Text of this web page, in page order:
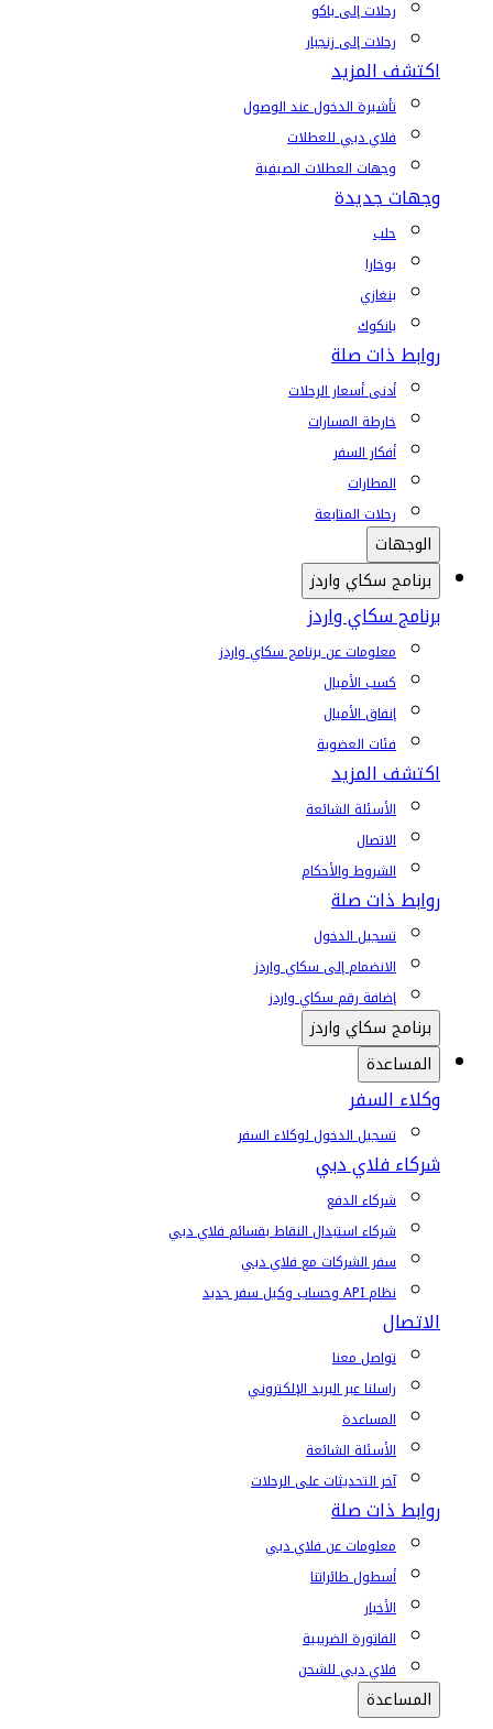
رحلات إلى باكو
رحلات إلى زنجبار
اكتشف المزيد
تأشيرة الدخول عند الوصول
فلاي دبي للعطلات
وجهات العطلات الصيفية
وجهات جديدة
حلب
بوخارا
بنغازي
بانكوك
روابط ذات صلة
أدنى أسعار الرحلات
خارطة المسارات
أفكار السفر
المطارات
رحلات المتابعة
الوجهات
برنامج سكاي واردز
برنامج سكاي واردز
معلومات عن برنامج سكاي واردز
كسب الأميال
إنفاق الأميال
فئات العضوية
اكتشف المزيد
الأسئلة الشائعة
الاتصال
الشروط والأحكام
روابط ذات صلة
تسجيل الدخول
الانضمام إلى سكاي واردز
إضافة رقم سكاي واردز
برنامج سكاي واردز
المساعدة
وكلاء السفر
تسجيل الدخول لوكلاء السفر
شركاء فلاي دبي
شركاء الدفع
شركاء استبدال النقاط بقسائم فلاي دبي
سفر الشركات مع فلاي دبي
نظام API وحساب وكيل سفر جديد
الاتصال
تواصل معنا
راسلنا عبر البريد الإلكتروني
المساعدة
الأسئلة الشائعة
آخر التحديثات على الرحلات
روابط ذات صلة
معلومات عن فلاي دبي
أسطول طائراتنا
الأخبار
الفاتورة الضريبية
فلاي دبي للشحن
المساعدة